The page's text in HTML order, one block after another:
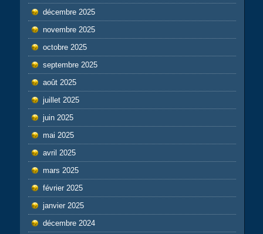
décembre 2025
novembre 2025
octobre 2025
septembre 2025
août 2025
juillet 2025
juin 2025
mai 2025
avril 2025
mars 2025
février 2025
janvier 2025
décembre 2024